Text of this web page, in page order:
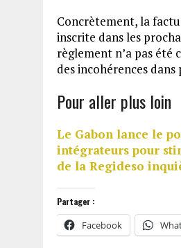
Concrètement, la
inscrite dans les
règlement n’a pas été
des incohérences
Pour aller plus loin
Le Gabon lance le
intégrateurs pour
de la Regideso
Partager :
Facebook